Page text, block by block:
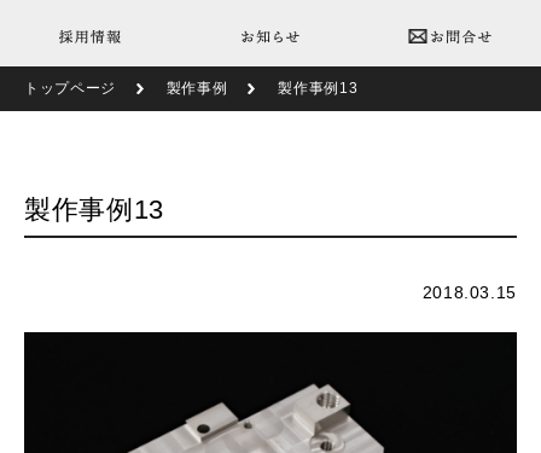
トップページ 製作事例 製作事例13
製作事例13
2018.03.15